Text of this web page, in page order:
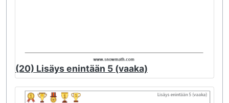
(20) Lisäys enintään 5 (vaaka)